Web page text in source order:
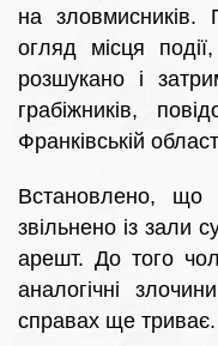
на зловмисників.
огляд місця
розшукано і
грабіжників,
Франківській
Встановлено, що
звільнено із зали
арешт. До того
аналогічні
справах ще триває.